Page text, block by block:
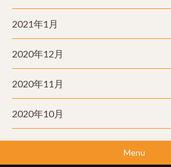
2021年1月
2020年12月
2020年11月
2020年10月
Menu